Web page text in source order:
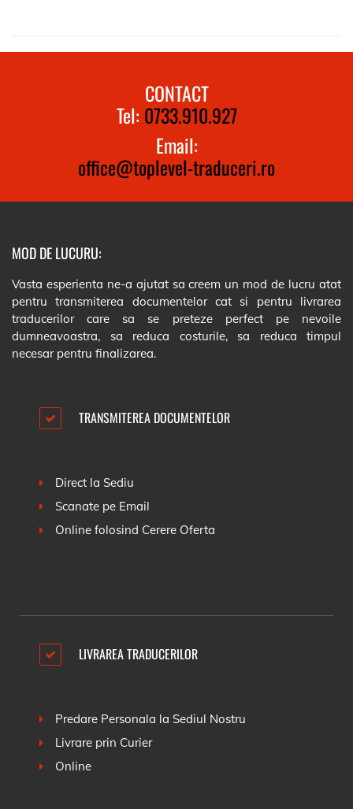
CONTACT
Tel: 0733.910.927
Email:
office@toplevel-traduceri.ro
MOD DE LUCURU:
Vasta esperienta ne-a ajutat sa creem un mod de lucru atat
pentru transmiterea documentelor cat si pentru livrarea
traducerilor care sa se preteze perfect pe nevoile
dumneavoastra, sa reduca costurile, sa reduca timpul
necesar pentru finalizarea.
TRANSMITEREA DOCUMENTELOR
Direct la Sediu
Scanate pe Email
Online folosind Cerere Oferta
LIVRAREA TRADUCERILOR
Predare Personala la Sediul Nostru
Livrare prin Curier
Online